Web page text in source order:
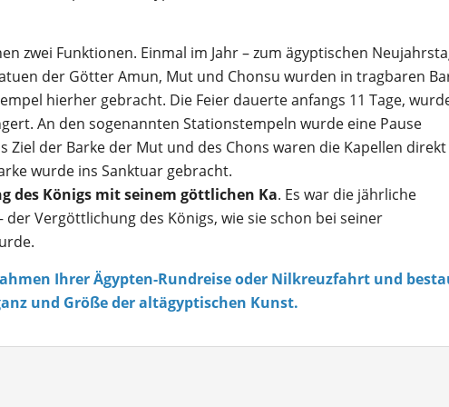
zwei Funktionen. Einmal im Jahr – zum ägyptischen
der Götter Amun, Mut und Chonsu wurden in tragbaren
hierher gebracht. Die Feier dauerte anfangs 11 Tage,
An den sogenannten Stationstempeln wurde eine Pause
Ziel der Barke der Mut und des Chons waren die Kapellen direkt
wurde ins Sanktuar gebracht.
des Königs mit seinem göttlichen Ka. Es war die jährliche
Vergöttlichung des Königs, wie sie schon bei seiner
Ihrer Ägypten-Rundreise oder Nilkreuzfahrt und
und Größe der altägyptischen Kunst.